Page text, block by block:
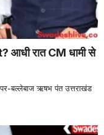
आधी रात CM धामी से
बल्लेबाज ऋषभ पंत उत्तराखंड